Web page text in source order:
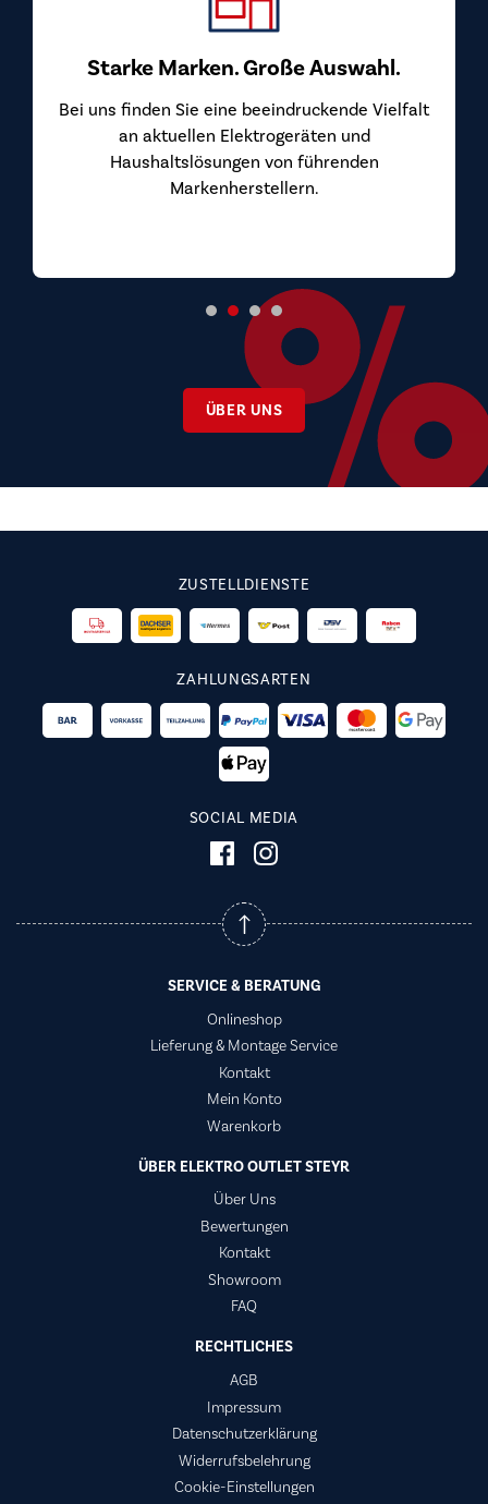
Starke Marken. Große Auswahl.
Bei uns finden Sie eine beeindruckende Vielfalt
an aktuellen Elektrogeräten und
Haushaltslösungen von führenden
Markenherstellern.
ÜBER UNS
ZUSTELLDIENSTE
ZAHLUNGSARTEN
SOCIAL MEDIA
SERVICE & BERATUNG
Onlineshop
Lieferung & Montage Service
Kontakt
Mein Konto
Warenkorb
ÜBER ELEKTRO OUTLET STEYR
Über Uns
Bewertungen
Kontakt
Showroom
FAQ
RECHTLICHES
AGB
Impressum
Datenschutzerklärung
Widerrufsbelehrung
Cookie-Einstellungen